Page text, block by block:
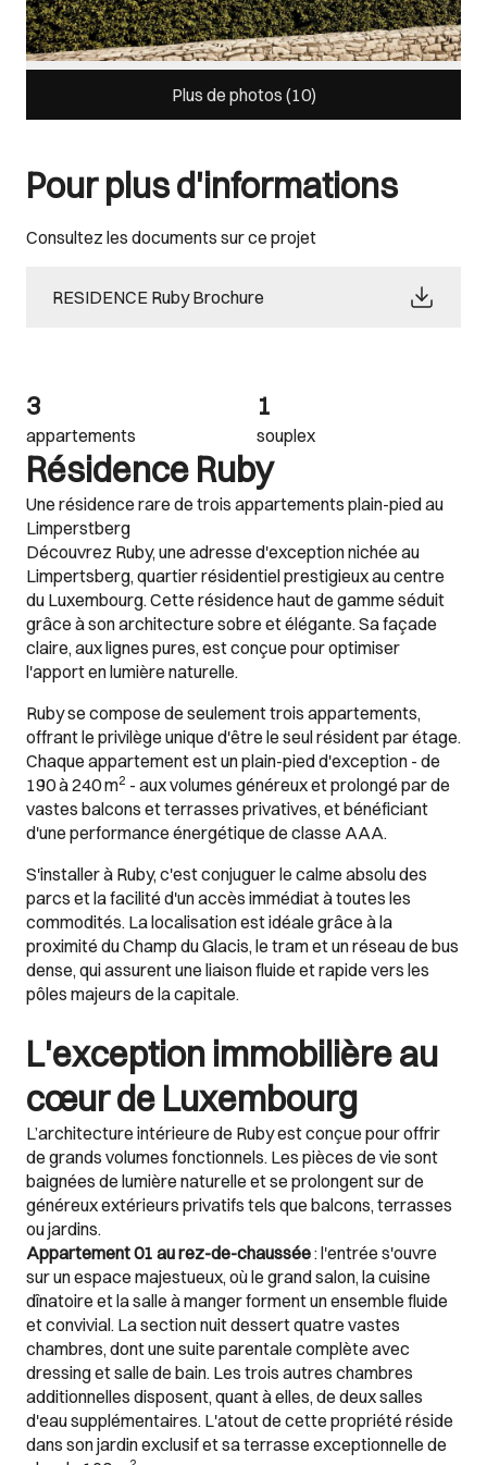
Plus de photos (10)
Pour plus d'informations
Consultez les documents sur ce projet
RESIDENCE Ruby Brochure
Résidence Ruby
Une résidence rare de trois appartements plain-pied au
Limperstberg
Découvrez Ruby, une adresse d'exception nichée au
Limpertsberg, quartier résidentiel prestigieux au centre
du Luxembourg. Cette résidence haut de gamme séduit
grâce à son architecture sobre et élégante. Sa façade
claire, aux lignes pures, est conçue pour optimiser
l'apport en lumière naturelle.
Ruby se compose de seulement trois appartements,
offrant le privilège unique d'être le seul résident par étage.
Chaque appartement est un plain-pied d'exception - de
190 à 240 m2 - aux volumes généreux et prolongé par de
vastes balcons et terrasses privatives, et bénéficiant
d'une performance énergétique de classe AAA.
S'installer à Ruby, c'est conjuguer le calme absolu des
parcs et la facilité d'un accès immédiat à toutes les
commodités. La localisation est idéale grâce à la
proximité du Champ du Glacis, le tram et un réseau de bus
dense, qui assurent une liaison fluide et rapide vers les
pôles majeurs de la capitale.
L'exception immobilière au
cœur de Luxembourg
L’architecture intérieure de Ruby est conçue pour offrir
de grands volumes fonctionnels. Les pièces de vie sont
baignées de lumière naturelle et se prolongent sur de
généreux extérieurs privatifs tels que balcons, terrasses
ou jardins.
Appartement 01 au rez-de-chaussée: l'entrée s'ouvre
sur un espace majestueux, où le grand salon, la cuisine
dînatoire et la salle à manger forment un ensemble fluide
et convivial. La section nuit dessert quatre vastes
chambres, dont une suite parentale complète avec
dressing et salle de bain. Les trois autres chambres
additionnelles disposent, quant à elles, de deux salles
d'eau supplémentaires. L'atout de cette propriété réside
dans son jardin exclusif et sa terrasse exceptionnelle de
3
appartements
1
souplex